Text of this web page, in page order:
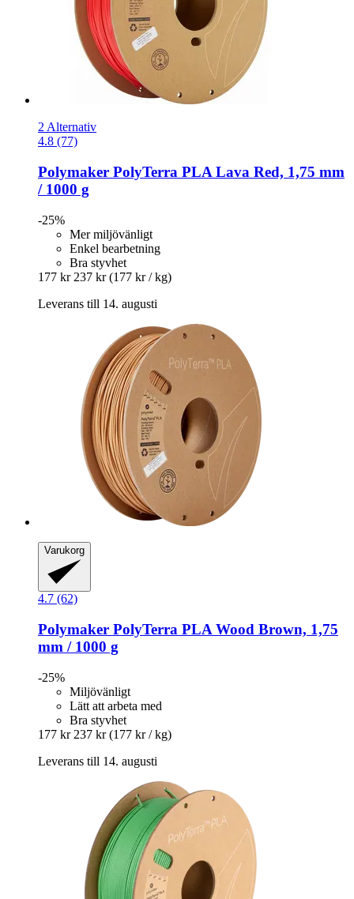
2 Alternativ
4.8 (77)
Polymaker PolyTerra PLA Lava Red, 1,75 mm
/ 1000 g
-25%
Mer miljövänligt
Enkel bearbetning
Bra styvhet
177 kr 237 kr (177 kr / kg)
Leverans till 14. augusti
Varukorg
4.7 (62)
Polymaker PolyTerra PLA Wood Brown, 1,75
mm / 1000 g
-25%
Miljövänligt
Lätt att arbeta med
Bra styvhet
177 kr 237 kr (177 kr / kg)
Leverans till 14. augusti